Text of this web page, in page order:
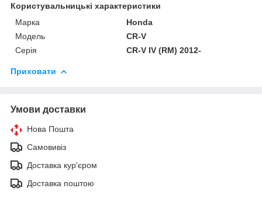
Користувальницькі характеристики
Марка
Honda
Модель
CR-V
Серія
CR-V IV (RM) 2012-
Приховати
Умови доставки
Нова Пошта
Самовивіз
Доставка кур'єром
Доставка поштою